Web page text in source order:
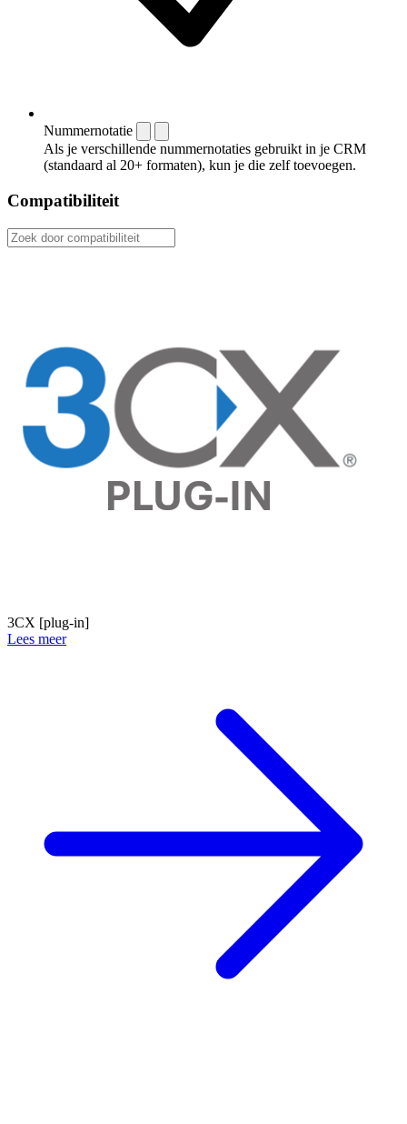
Nummernotatie
Als je verschillende nummernotaties gebruikt in je CRM
(standaard al 20+ formaten), kun je die zelf toevoegen.
Compatibiliteit
3CX [plug-in]
Lees meer